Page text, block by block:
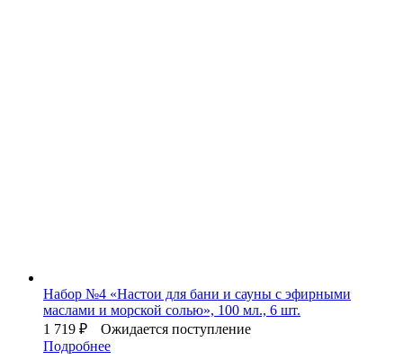
Набор №4 «Настои для бани и сауны с эфирными
маслами и морской солью», 100 мл., 6 шт.
1 719 ₽
Ожидается поступление
Подробнее